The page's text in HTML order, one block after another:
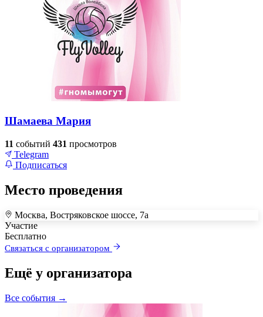
Шамаева Мария
11 событий 431 просмотров
Telegram
Подписаться
Место проведения
+
–
Москва, Востряковское шоссе, 7а
Участие
Бесплатно
Связаться с организатором
Ещё у организатора
Все события →